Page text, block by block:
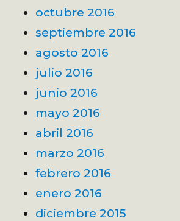
octubre 2016
septiembre 2016
agosto 2016
julio 2016
junio 2016
mayo 2016
abril 2016
marzo 2016
febrero 2016
enero 2016
diciembre 2015